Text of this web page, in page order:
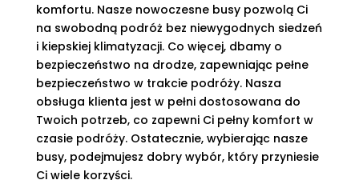
komfortu. Nasze nowoczesne busy pozwolą Ci
na swobodną podróż bez niewygodnych siedzeń
i kiepskiej klimatyzacji. Co więcej, dbamy o
bezpieczeństwo na drodze, zapewniając pełne
bezpieczeństwo w trakcie podróży. Nasza
obsługa klienta jest w pełni dostosowana do
Twoich potrzeb, co zapewni Ci pełny komfort w
czasie podróży. Ostatecznie, wybierając nasze
busy, podejmujesz dobry wybór, który przyniesie
Ci wiele korzyści.